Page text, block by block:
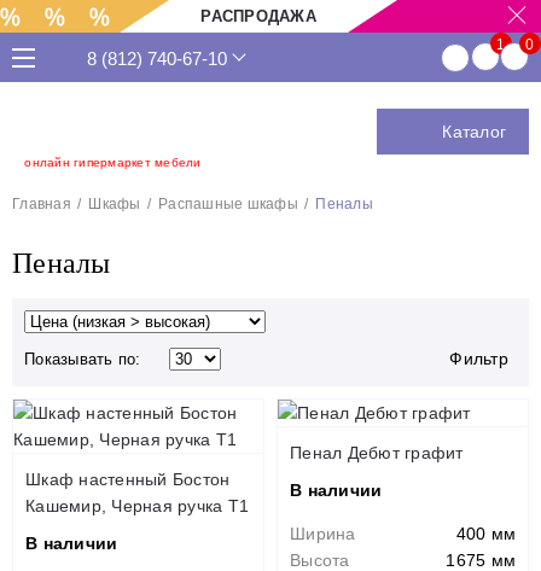
РАСПРОДАЖА
онлайн гипермаркет мебели
8 (812) 740-67-10
Каталог
Главная Шкафы Распашные шкафы Пеналы
Пеналы
Показывать по: Фильтр
Шкаф настенный Бостон
Кашемир, Черная ручка Т1
В наличии
Пенал Дебют графит
В наличии
Ширина
400 мм
Высота
1675 мм